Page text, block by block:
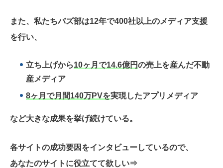
また、私たちバズ部は12年で400社以上のメディア支援
を行い、
立ち上げから10ヶ月で14.6億円の売上を産んだ不動
産メディア
8ヶ月で月間140万PVを実現したアプリメディア
など大きな成果を挙げ続けている。
各サイトの成功要因をインタビューしているので、
あなたのサイトに役立てて欲しい⇒